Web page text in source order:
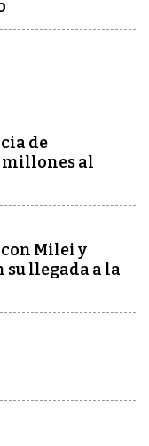
de
millones al
Milei y
su llegada a la